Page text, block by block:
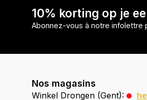
10% korting op je
Abonnez-vous à notre infolettre
Nos magasins
Winkel Drongen (Gent):